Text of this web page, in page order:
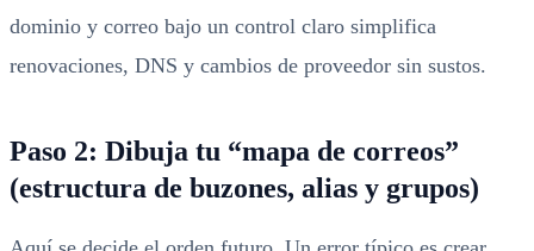
dominio y correo bajo un control claro simplifica
renovaciones, DNS y cambios de proveedor sin sustos.
Paso 2: Dibuja tu “mapa de correos”
(estructura de buzones, alias y grupos)